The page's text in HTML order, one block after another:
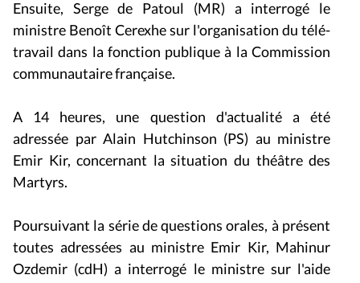
ministre Benoît Cerexhe sur l'organisation du télé-
travail dans la fonction publique à la Commission
communautaire française.
adressée par Alain Hutchinson (PS) au ministre
Emir Kir, concernant la situation du théâtre des
Martyrs.
toutes adressées au ministre Emir Kir, Mahinur
Ozdemir (cdH) a interrogé le ministre sur l'aide
alimentaire au sein des Centres d'action sociale